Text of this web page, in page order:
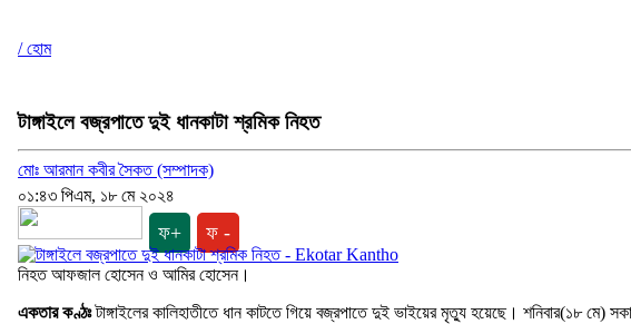
/ হোম
টাঙ্গাইলে বজ্রপাতে দুই ধানকাটা শ্রমিক নিহত
মোঃ আরমান কবীর সৈকত (সম্পাদক)
০১:৪৩ পিএম, ১৮ মে ২০২৪
ফ+ ফ -
নিহত আফজাল হোসেন ও আমির হোসেন।
একতার কণ্ঠঃটাঙ্গাইলের কালিহাতীতে ধান কাটতে গিয়ে বজ্রপাতে দুই ভাইয়ের মৃত্যু হয়েছে। শনিবার(১৮ মে)